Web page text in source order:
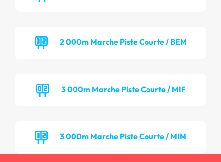
2 000m Marche Piste Courte / BEM
3 000m Marche Piste Courte / MIF
3 000m Marche Piste Courte / MIM